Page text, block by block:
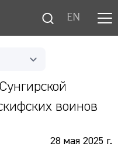
EN
воинов
28 мая 2025 г.